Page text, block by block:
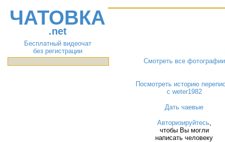
ЧАТОВКА
.net
Бесплатный видеочат
без регистрации
Смотреть все фотографии
Посмотреть историю
с weter1982
Дать чаевые
Авторизируйтесь,
чтобы Вы могли
написать человеку